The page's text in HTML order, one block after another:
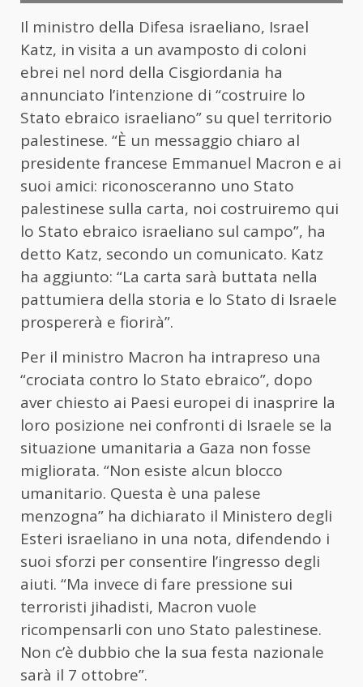
Il ministro della Difesa israeliano, Israel
Katz, in visita a un avamposto di coloni
ebrei nel nord della Cisgiordania ha
annunciato l’intenzione di “costruire lo
Stato ebraico israeliano” su quel territorio
palestinese. “È un messaggio chiaro al
presidente francese Emmanuel Macron e ai
suoi amici: riconosceranno uno Stato
palestinese sulla carta, noi costruiremo qui
lo Stato ebraico israeliano sul campo”, ha
detto Katz, secondo un comunicato. Katz
ha aggiunto: “La carta sarà buttata nella
pattumiera della storia e lo Stato di Israele
prospererà e fiorirà”.
Per il ministro Macron ha intrapreso una
“crociata contro lo Stato ebraico”, dopo
aver chiesto ai Paesi europei di inasprire la
loro posizione nei confronti di Israele se la
situazione umanitaria a Gaza non fosse
migliorata. “Non esiste alcun blocco
umanitario. Questa è una palese
menzogna” ha dichiarato il Ministero degli
Esteri israeliano in una nota, difendendo i
suoi sforzi per consentire l’ingresso degli
aiuti. “Ma invece di fare pressione sui
terroristi jihadisti, Macron vuole
ricompensarli con uno Stato palestinese.
Non c’è dubbio che la sua festa nazionale
sarà il 7 ottobre”.